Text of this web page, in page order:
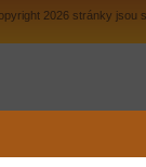
2026 stránky jsou